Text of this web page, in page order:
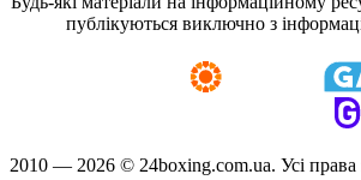
публікуються виключно з
2010 — 2026 © 24boxing.com.ua. Усi